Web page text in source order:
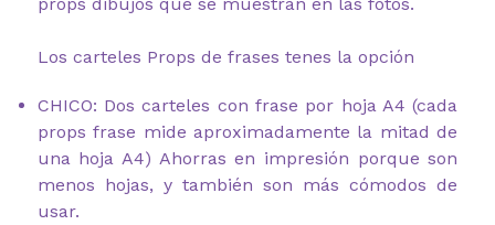
Los carteles Props de frases tenes la opción
CHICO: Dos carteles con frase por hoja A4 (cada
props frase mide aproximadamente la mitad de
una hoja A4) Ahorras en impresión porque son
menos hojas, y también son más cómodos de
usar.